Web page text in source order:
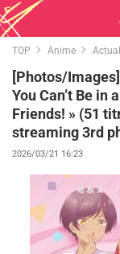
TOP Anime
[Photos/
You Can’t Be in
Friends! » (51
streaming 3rd
2026/03/21 16:23